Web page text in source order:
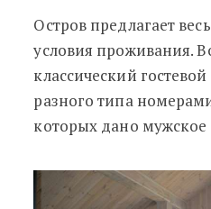
Остров предлагает
условия проживания.
классический
разного типа
которых дано